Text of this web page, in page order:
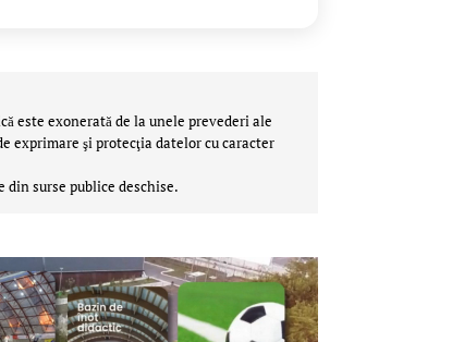
este exonerată de la unele prevederi ale
exprimare şi protecţia datelor cu caracter
surse publice deschise.